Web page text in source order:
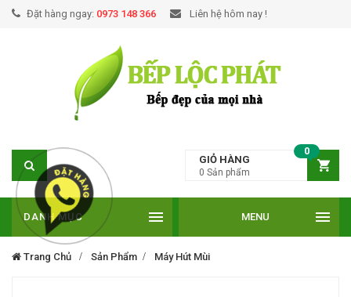
Đặt hàng ngay: 0973 148 366 Liên hệ hôm nay !
GIỎ HÀNG
0
0 Sản phẩm
DANH MỤC MENU
Trang Chủ Sản Phẩm Máy Hút Mùi